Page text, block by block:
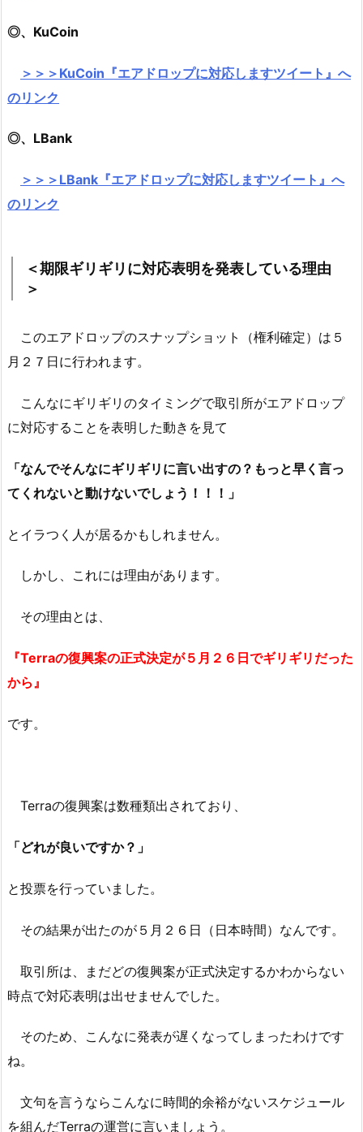
◎、KuCoin
＞＞＞KuCoin『エアドロップに対応しますツイート』へ
のリンク
◎、LBank
＞＞＞LBank『エアドロップに対応しますツイート』へ
のリンク
＜期限ギリギリに対応表明を発表している理由
＞
このエアドロップのスナップショット（権利確定）は５
月２７日に行われます。
こんなにギリギリのタイミングで取引所がエアドロップ
に対応することを表明した動きを見て
「なんでそんなにギリギリに言い出すの？もっと早く言っ
てくれないと動けないでしょう！！！」
とイラつく人が居るかもしれません。
しかし、これには理由があります。
その理由とは、
『Terraの復興案の正式決定が５月２６日でギリギリだった
から』
です。
Terraの復興案は数種類出されており、
「どれが良いですか？」
と投票を行っていました。
その結果が出たのが５月２６日（日本時間）なんです。
取引所は、まだどの復興案が正式決定するかわからない
時点で対応表明は出せませんでした。
そのため、こんなに発表が遅くなってしまったわけです
ね。
文句を言うならこんなに時間的余裕がないスケジュール
を組んだTerraの運営に言いましょう。